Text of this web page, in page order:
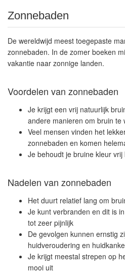
Zonnebaden
De wereldwijd meest toegepaste
zonnebaden. In de zomer boeken
vakantie naar zonnige landen.
Voordelen van zonnebaden
Je krijgt een vrij natuurlijk
andere manieren om bruin te
Veel mensen vinden het
zonnebaden en komen
Je behoudt je bruine kleur vrij
Nadelen van zonnebaden
Het duurt relatief lang om
Je kunt verbranden en dit is
tot zeer pijnlijk
De gevolgen kunnen ernstig
huidveroudering en
Je krijgt meestal strepen op
mooi uit